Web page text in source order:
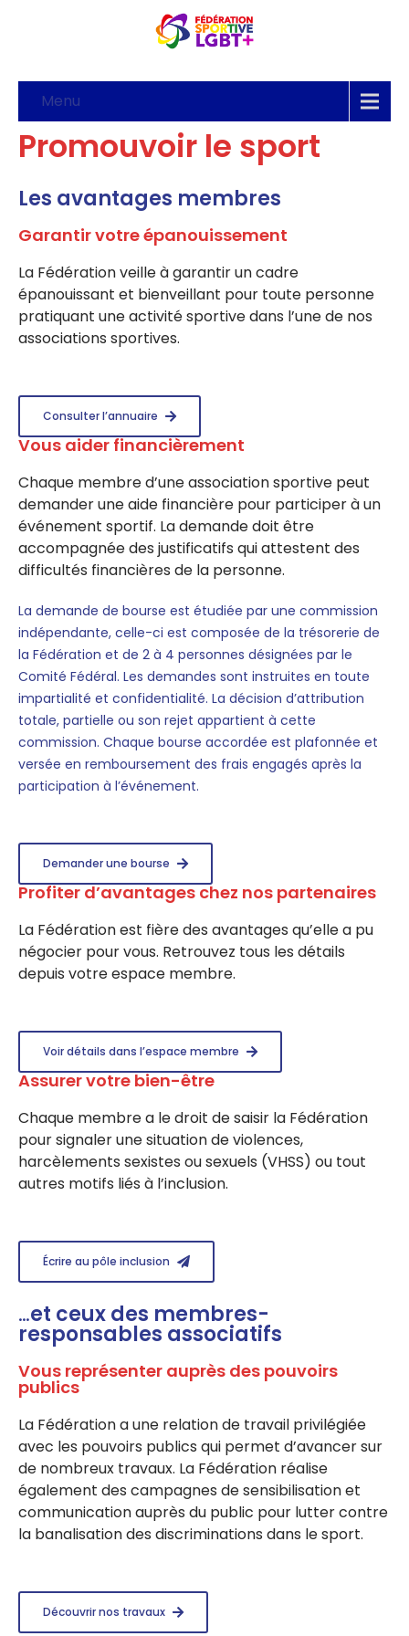
Menu
Promouvoir le sport
Les avantages membres
Garantir votre épanouissement
La Fédération veille à garantir un cadre
épanouissant et bienveillant pour toute personne
pratiquant une activité sportive dans l’une de nos
associations sportives.
Consulter l’annuaire
Vous aider financièrement
Chaque membre d’une association sportive peut
demander une aide financière pour participer à un
événement sportif. La demande doit être
accompagnée des justificatifs qui attestent des
difficultés financières de la personne.
La demande de bourse est étudiée par une commission
indépendante, celle-ci est composée de la trésorerie de
la Fédération et de 2 à 4 personnes désignées par le
Comité Fédéral. Les demandes sont instruites en toute
impartialité et confidentialité. La décision d’attribution
totale, partielle ou son rejet appartient à cette
commission. Chaque bourse accordée est plafonnée et
versée en remboursement des frais engagés après la
participation à l’événement.
Demander une bourse
Profiter d’avantages chez nos partenaires
La Fédération est fière des avantages qu’elle a pu
négocier pour vous. Retrouvez tous les détails
depuis votre espace membre.
Voir détails dans l’espace membre
Assurer votre bien-être
Chaque membre a le droit de saisir la Fédération
pour signaler une situation de violences,
harcèlements sexistes ou sexuels (VHSS) ou tout
autres motifs liés à l’inclusion.
Écrire au pôle inclusion
…et ceux des membres-
responsables associatifs
Vous représenter auprès des pouvoirs
publics
La Fédération a une relation de travail privilégiée
avec les pouvoirs publics qui permet d’avancer sur
de nombreux travaux. La Fédération réalise
également des campagnes de sensibilisation et
communication auprès du public pour lutter contre
la banalisation des discriminations dans le sport.
Découvrir nos travaux